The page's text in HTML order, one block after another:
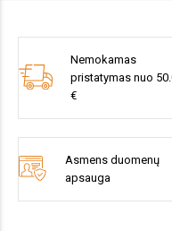
Nemokamas
pristatymas nuo
€
Asmens duomenų
apsauga